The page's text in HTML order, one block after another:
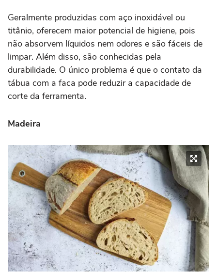
Geralmente produzidas com aço inoxidável ou
titânio, oferecem maior potencial de higiene, pois
não absorvem líquidos nem odores e são fáceis de
limpar. Além disso, são conhecidas pela
durabilidade. O único problema é que o contato da
tábua com a faca pode reduzir a capacidade de
corte da ferramenta.
Madeira